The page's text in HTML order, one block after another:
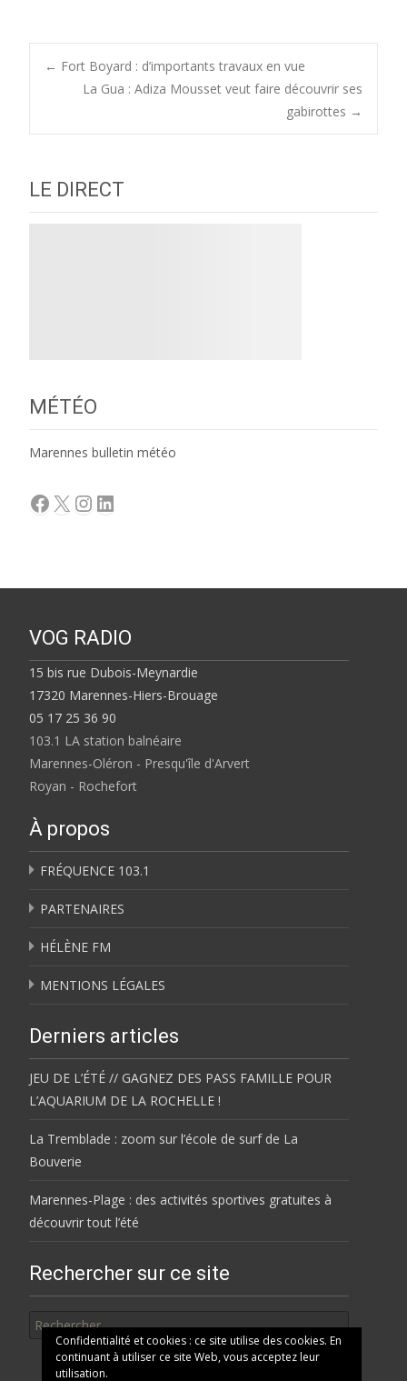
Post
navigation
← Fort Boyard : d’importants travaux en vue
La Gua : Adiza Mousset veut faire découvrir ses
gabirottes →
LE DIRECT
MÉTÉO
Marennes bulletin météo
Facebook
X Instagram
LinkedIn
VOG RADIO
15 bis rue Dubois-Meynardie
17320 Marennes-Hiers-Brouage
05 17 25 36 90
103.1 LA station balnéaire
Marennes-Oléron - Presqu'île d'Arvert
Royan - Rochefort
À propos
FRÉQUENCE 103.1
PARTENAIRES
HÉLÈNE FM
MENTIONS LÉGALES
Derniers articles
JEU DE L’ÉTÉ // GAGNEZ DES PASS FAMILLE POUR
L’AQUARIUM DE LA ROCHELLE !
La Tremblade : zoom sur l’école de surf de La
Bouverie
Marennes-Plage : des activités sportives gratuites à
découvrir tout l’été
Rechercher sur ce site
Confidentialité et cookies : ce site utilise des cookies. En
continuant à utiliser ce site Web, vous acceptez leur
utilisation.